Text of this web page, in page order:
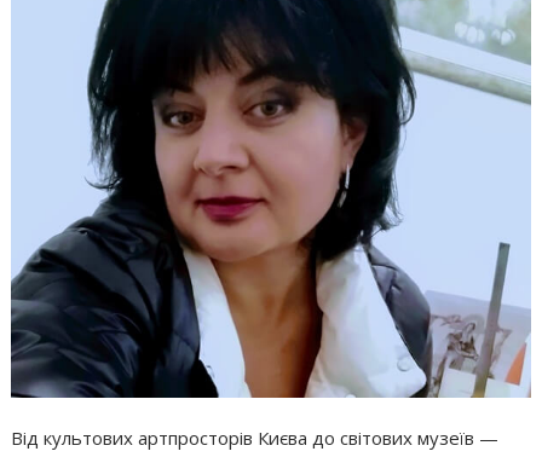
Від культових артпросторів Києва до світових музеїв —